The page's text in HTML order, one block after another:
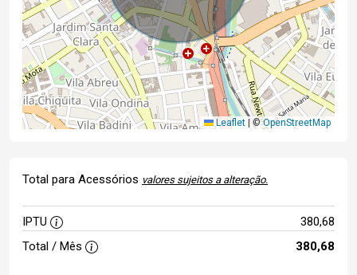
Leaflet ©OpenStreetMap
Total para Acessórios valores sujeitos a alteração.
IPTU
380,68
Total / Mês
380,68